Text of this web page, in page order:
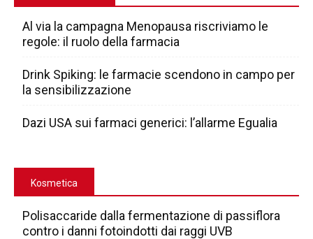
Al via la campagna Menopausa riscriviamo le
regole: il ruolo della farmacia
Drink Spiking: le farmacie scendono in campo per
la sensibilizzazione
Dazi USA sui farmaci generici: l’allarme Egualia
Kosmetica
Polisaccaride dalla fermentazione di passiflora
contro i danni fotoindotti dai raggi UVB